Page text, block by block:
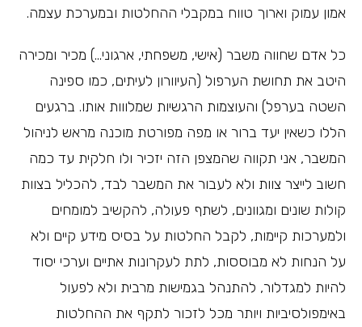
אמון עמוק וארוך טווח במקבלי ההחלטות ובמערכת עצמה.
כל אדם שחווה משבר (אישי, משפחתי, ארגוני…) מכיר ומכירה
היטב את תחושת הערפול (העיוורון לעיתים, כמו ספינה
השטה בערפל) והעוצמות הרגשיות שמלווות אותו. ברגעים
הללו כשאין יעד ברור או מפה מפורטת מוכנה מראש לניהול
המשבר, אני תקווה שהמצפן הזה יזכיר ולו חלקית עד כמה
חשוב לייצר צוות ולא לעבור את המשבר לבד, להכליל בצוות
קולות שונים ומגוונים, לשתף פעולה, להקשיב למומחים
ולמערכות קיימות, לקבל החלטות על בסיס מידע קיים ולא
על הנחות לא מבוססות, לתת לעקרונות אתיים וערכי יסוד
להיות למגדלור, להתנהל בגמישות מרבית ולא לפעול
באימפולסיביות ויותר מכל לזכור לתקף את ההחלטות